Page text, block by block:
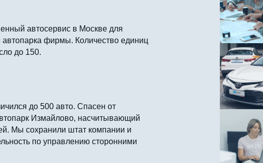
автосервис в Москве для
фирмы. Количество единиц
до 150.
до 500 авто. Спасен от
Измайлово, насчитывающий
Мы сохранили штат компании и
по управлению сторонними